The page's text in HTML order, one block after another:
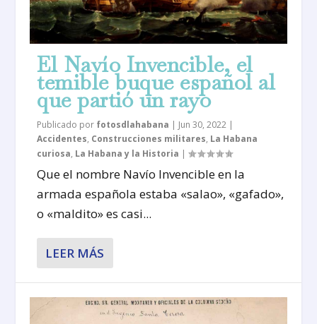
El Navío Invencible, el
temible buque español al
que partió un rayo
Publicado por fotosdlahabana | Jun 30, 2022 |
Accidentes, Construcciones militares, La Habana
curiosa, La Habana y la Historia |
Que el nombre Navío Invencible en la
armada española estaba «salao», «gafado»,
o «maldito» es casi...
LEER MÁS